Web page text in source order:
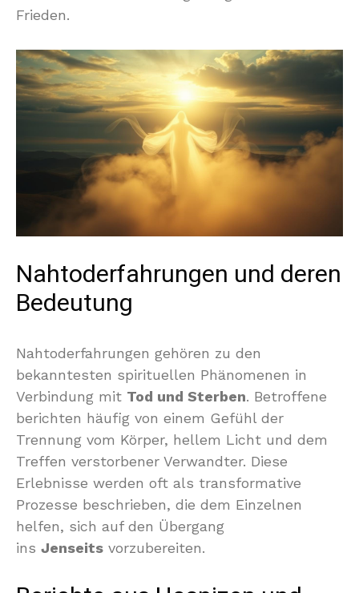
Frieden.
Nahtoderfahrungen und deren
Bedeutung
Nahtoderfahrungen gehören zu den
bekanntesten spirituellen Phänomenen in
Verbindung mit Tod und Sterben. Betroffene
berichten häufig von einem Gefühl der
Trennung vom Körper, hellem Licht und dem
Treffen verstorbener Verwandter. Diese
Erlebnisse werden oft als transformative
Prozesse beschrieben, die dem Einzelnen
helfen, sich auf den Übergang
ins Jenseits vorzubereiten.